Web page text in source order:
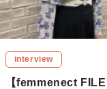
interview
【femmenect